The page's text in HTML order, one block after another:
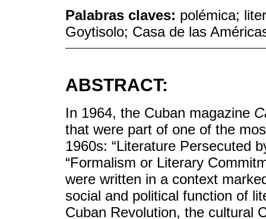
Palabras claves: polémica;
Goytisolo; Casa de las
ABSTRACT:
In 1964, the Cuban magazine
that were part of one of the
1960s: “Literature Persecuted
“Formalism or Literary
were written in a context
social and political function of
Cuban Revolution, the cultural